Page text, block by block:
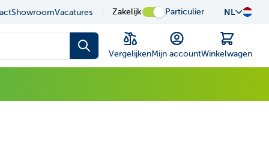
is possible using the tab key.You can skip the
in onze showroom
ShowroomVacatures Zakelijk Particulier NL
VergelijkenMijn account
Winkelwagen
Winkelwagen